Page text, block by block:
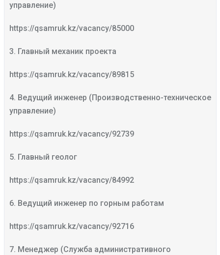
управление)
https://qsamruk.kz/vacancy/85000
3. Главный механик проекта
https://qsamruk.kz/vacancy/89815
4. Ведущий инженер (Производственно-техническое
управление)
https://qsamruk.kz/vacancy/92739
5. Главный геолог
https://qsamruk.kz/vacancy/84992
6. Ведущий инженер по горным работам
https://qsamruk.kz/vacancy/92716
7. Менеджер (Служба административного